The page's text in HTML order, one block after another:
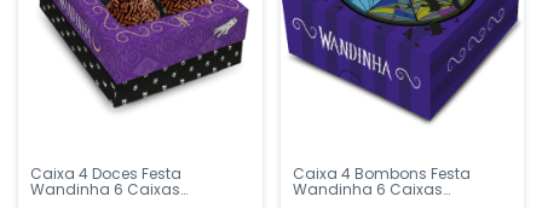
Caixa 4 Doces Festa
Wandinha 6 Caixas
Caixa 4 Bombons Festa
Wandinha 6 Caixas